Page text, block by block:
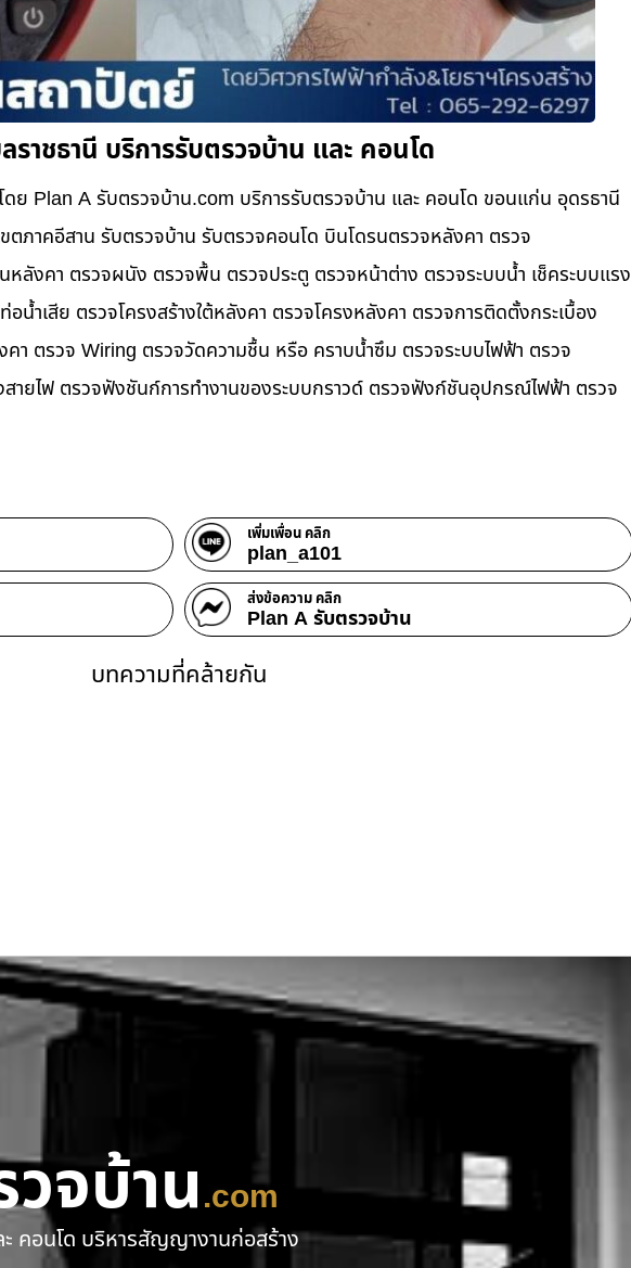
าชธานี บริการรับตรวจบ้าน และ คอนโด
ย Plan A รับตรวจบ้าน.com บริการรับตรวจบ้าน และ คอนโด ขอนแก่น อุดรธานี
ตภาคอีสาน รับตรวจบ้าน รับตรวจคอนโด บินโดรนตรวจหลังคา ตรวจ
หลังคา ตรวจผนัง ตรวจพื้น ตรวจประตู ตรวจหน้าต่าง​ ตรวจระบบน้ำ เช็คระบบแรง
น้ำ​เสีย ตรวจโครงสร้างใต้หลังคา ตรวจโครงหลังคา ตรวจการติดตั้งกระเบื้อง
คา ตรวจ Wiring ตรวจวัดความชื้น หรือ คราบน้ำซึม ตรวจระบบไฟฟ้า ตรวจ
ายไฟ ตรวจฟังชันก์การทำงานของระบบกราวด์ ตรวจฟังก์ชันอุปกรณ์ไฟฟ้า ตรวจ
เพิ่มเพื่อน คลิก
plan_a101
ส่งข้อความ คลิก
Plan A รับตรวจบ้าน
บทความที่คล้ายกัน
จบ้าน.com
คอนโด บริหารสัญญางานก่อสร้าง